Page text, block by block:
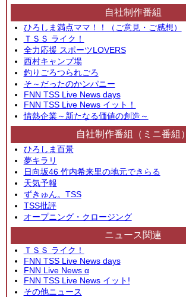
自社制作番組
ひろしま満点ママ！！（ご意見・ご感想）
ＴＳＳ ライク！
全力応援 スポーツLOVERS
西村キャンプ場
釣りごろつられごろ
そ～だったのかンパニー
FNN TSS Live News days
FNN TSS Live News イット！
情熱企業～新たなる価値の創造～
自社制作番組（ミニ番組）
ひろしま百景
夢キラリ
日向坂46 竹内希来里の地元できらる
天気予報
ずきゅん。TSS
TSS批評
オープニング・クロージング
ニュース関連
ＴＳＳ ライク！
FNN TSS Live News days
FNN Live News α
FNN TSS Live News イット!
その他ニュース